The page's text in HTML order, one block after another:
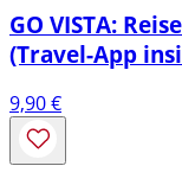
GO VISTA:
(Travel-App
9,90€